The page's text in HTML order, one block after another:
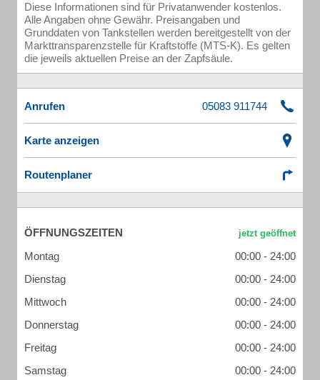
Diese Informationen sind für Privatanwender kostenlos.
Alle Angaben ohne Gewähr. Preisangaben und
Grunddaten von Tankstellen werden bereitgestellt von der
Markttransparenzstelle für Kraftstoffe (MTS-K). Es gelten
die jeweils aktuellen Preise an der Zapfsäule.
Anrufen
Karte anzeigen
Routenplaner
ÖFFNUNGSZEITEN
Montag
00:00 - 24:00
Dienstag
00:00 - 24:00
Mittwoch
00:00 - 24:00
Donnerstag
00:00 - 24:00
Freitag
00:00 - 24:00
Samstag
00:00 - 24:00